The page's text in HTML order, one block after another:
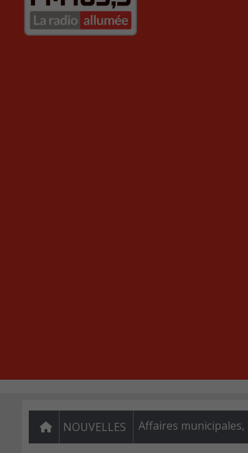
NOUVELLES Affaires municipales,